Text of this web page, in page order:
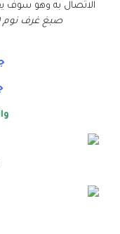
الاتصال به وهو سوف
صبغ غرف نوم 2020 , دهانات الجزيرة , رقم صباغ بالدمام ,